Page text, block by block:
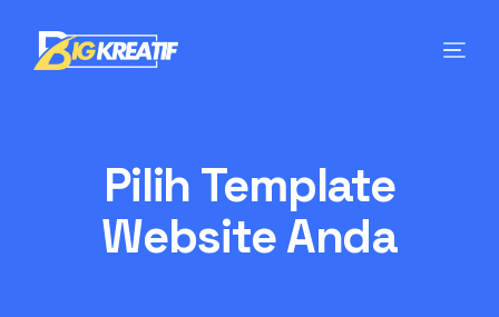
Pilih Template
Website Anda